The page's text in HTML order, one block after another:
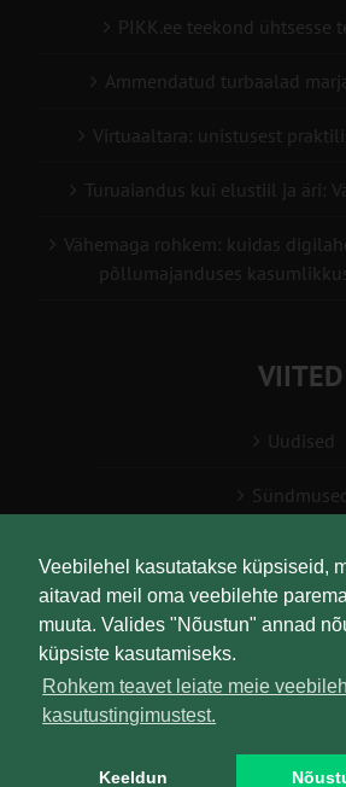
Veebilehel kasutatakse küpsiseid,
aitavad meil oma veebilehte
muuta. Valides "Nõustun" annad
küpsiste kasutamiseks.
Rohkem teavet leiate meie
kasutustingimustest.
Keeldun
PIKK.ee teekond ühtsesse
Ammendatud turbaalad
Virtuaaltara: unistusest
Turuaiandus kui elustiil ja äri:
Vähemaga rohkem: kuidas
põllumajanduses
VIITED
Uudised
Teabesalv
Liitu